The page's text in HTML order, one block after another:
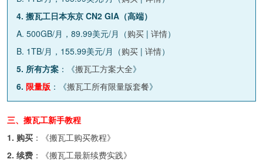
4. 搬瓦工日本东京 CN2 GIA（高端）
A. 500GB/月，89.99美元/月（购买 | 详情）
B. 1TB/月，155.99美元/月（购买 | 详情）
5. 所有方案 ：《搬瓦工方案大全》
6. 限量版 ：《搬瓦工所有限量版套餐》
三、搬瓦工新手教程
1. 购买 ：《搬瓦工购买教程》
2. 续费 ：《搬瓦工最新续费实践》